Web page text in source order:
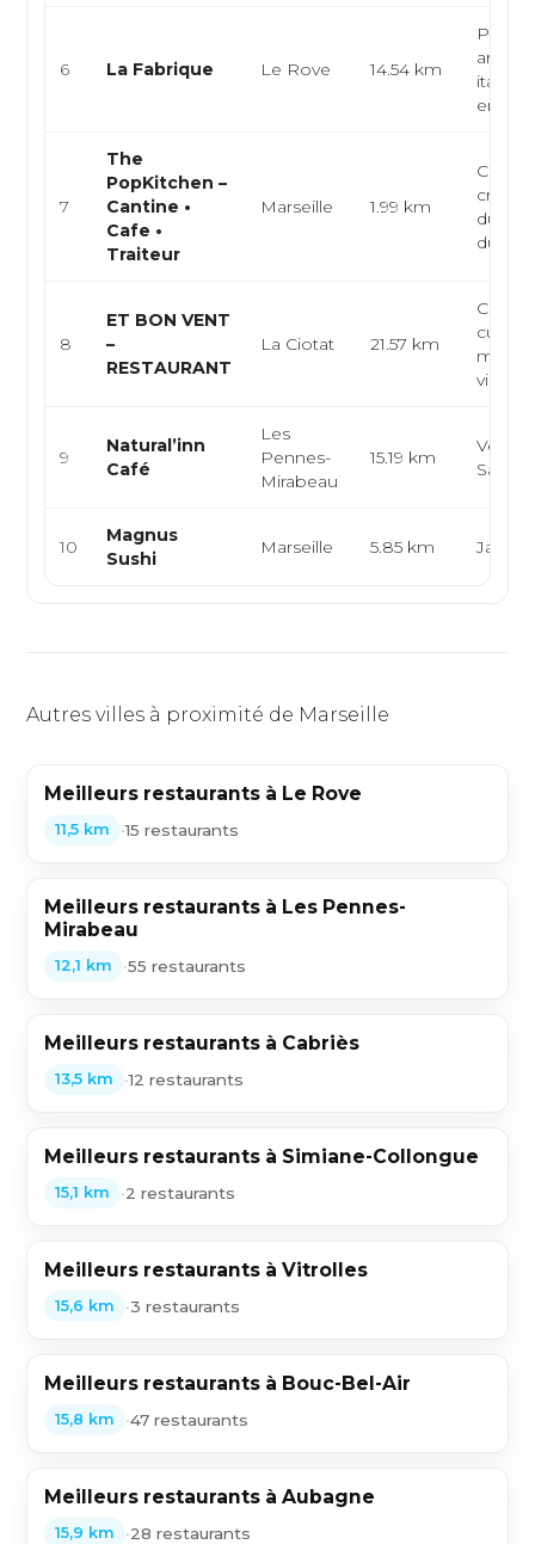
6 La Fabrique Le Rove 14.54 km
7
The
PopKitchen –
Cantine •
Cafe •
Traiteur
Marseille 1.99 km
Café-
du
du
8
ET BON VENT
–
RESTAURANT
La Ciotat 21.57 km
Cave
cuisine
vins
9
Natural’inn
Café
Les
Pennes-
Mirabeau
15.19 km
10
Magnus
Sushi
Marseille 5.85 km
Autres villes à proximité de Marseille
Meilleurs restaurants à Le Rove
11,5 km •15 restaurants
Meilleurs restaurants à Les Pennes-
Mirabeau
12,1 km •55 restaurants
Meilleurs restaurants à Cabriès
13,5 km •12 restaurants
Meilleurs restaurants à Simiane-Collongue
15,1 km •2 restaurants
Meilleurs restaurants à Vitrolles
15,6 km •3 restaurants
Meilleurs restaurants à Bouc-Bel-Air
15,8 km •47 restaurants
Meilleurs restaurants à Aubagne
15,9 km •28 restaurants